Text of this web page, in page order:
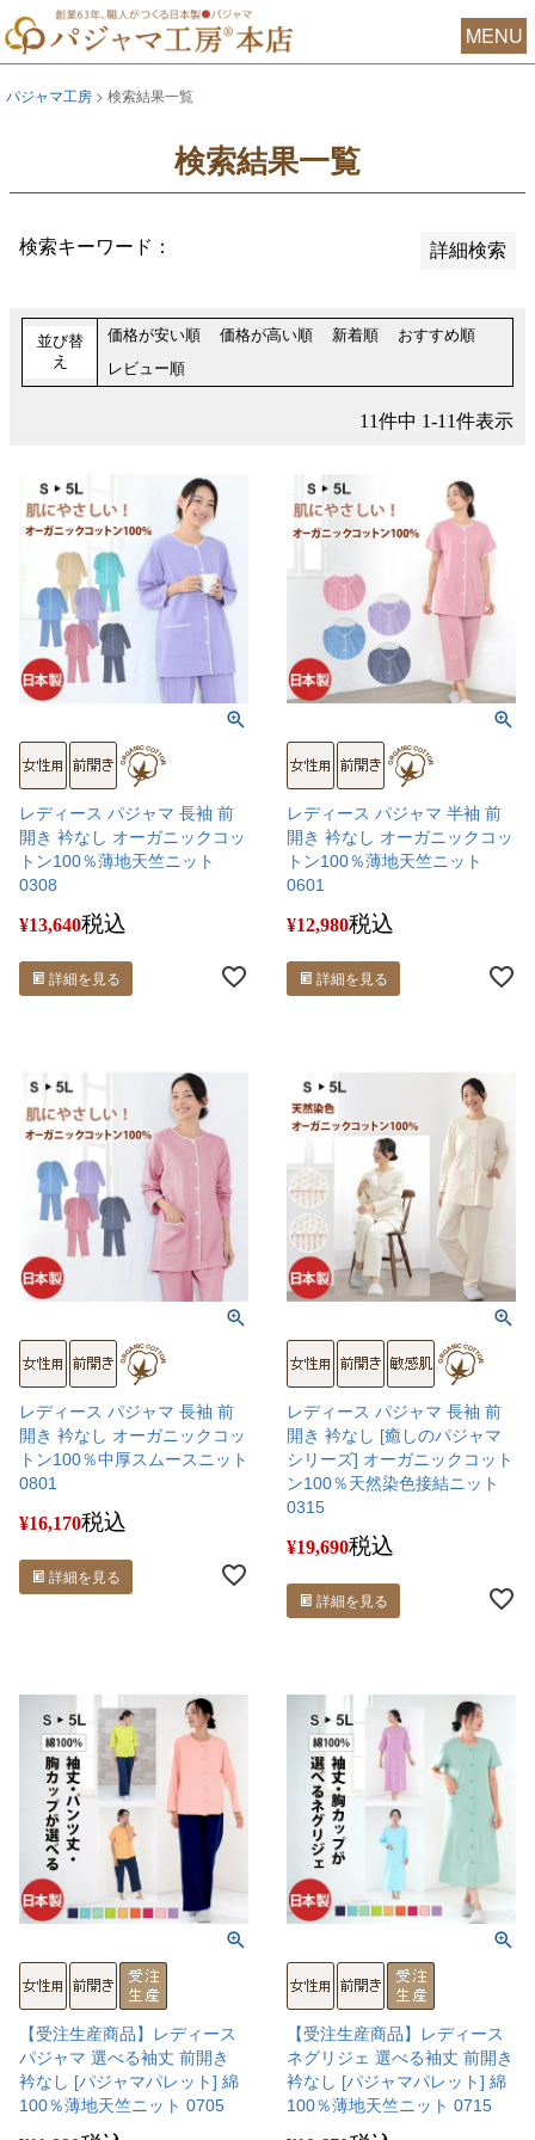
MENU
パジャマ工房 検索結果一覧
検索結果一覧
検索キーワード： 詳細検索
おすすめ順
レビュー順
検索
並び替
え
価格が安い順 価格が高い順 新着順
おすすめ順
レビュー順
11件中 1-11件表示
レディース パジャマ 長袖 前
開き 衿なし オーガニックコッ
トン100％薄地天竺ニット
0308
¥13,640税込
詳細を見る
レディース パジャマ 半袖 前
開き 衿なし オーガニックコッ
トン100％薄地天竺ニット
0601
¥12,980税込
詳細を見る
レディース パジャマ 長袖 前
開き 衿なし オーガニックコッ
トン100％中厚スムースニット
0801
¥16,170税込
詳細を見る
レディース パジャマ 長袖 前
開き 衿なし [癒しのパジャマ
シリーズ] オーガニックコット
ン100％天然染色接結ニット
0315
¥19,690税込
詳細を見る
【受注生産商品】レディース
パジャマ 選べる袖丈 前開き
衿なし [パジャマパレット] 綿
100％薄地天竺ニット 0705
【受注生産商品】レディース
ネグリジェ 選べる袖丈 前開き
衿なし [パジャマパレット] 綿
100％薄地天竺ニット 0715